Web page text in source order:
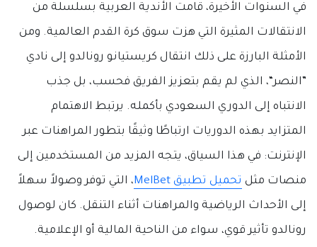
في السنوات الأخيرة، قامت الأندية العربية بسلسلة من
الانتقالات المثيرة التي هزت سوق كرة القدم العالمية. ومن
الأمثلة البارزة على ذلك انتقال كريستيانو رونالدو إلى نادي
”النصر“، الذي لم يقم بتعزيز الفريق فحسب، بل جذب
الانتباه إلى الدوري السعودي بأكمله. يرتبط الاهتمام
المتزايد بهذه الدوريات ارتباطًا وثيقًا بتطور المراهنات عبر
الإنترنت: في هذا السياق، يتجه المزيد من المستخدمين إلى
منصات مثل تحميل تطبيق MelBet ، التي توفر وصولاً سهلاً
إلى الأحداث الرياضية والمراهنات أثناء التنقل. كان لوصول
رونالدو تأثير قوي، سواء من الناحية المالية أو الإعلامية.